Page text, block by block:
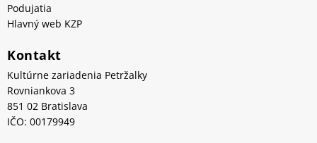
Podujatia
Hlavný web KZP
Kontakt
Kultúrne zariadenia Petržalky
Rovniankova 3
851 02 Bratislava
IČO: 00179949